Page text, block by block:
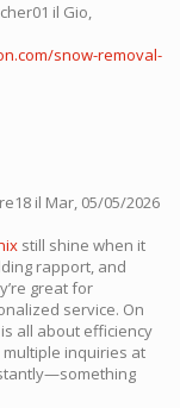
il Gio,
snow-removal-
il Mar, 05/05/2026
still shine when it
rapport, and
great for
service. On
is all about efficiency
multiple inquiries at